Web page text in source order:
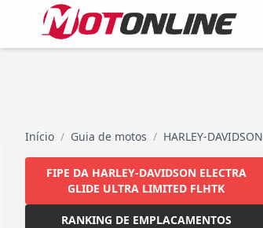
Início / Guia de motos / HARLEY-DAVIDSON
FIPE DA HARLEY-DAVIDSON ELECTRA
GLIDE ULTRA LIMITED FLHTK
RANKING DE EMPLACAMENTOS